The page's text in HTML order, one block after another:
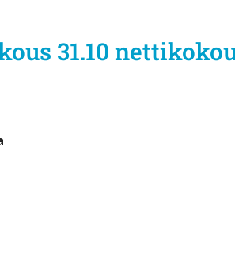
31.10